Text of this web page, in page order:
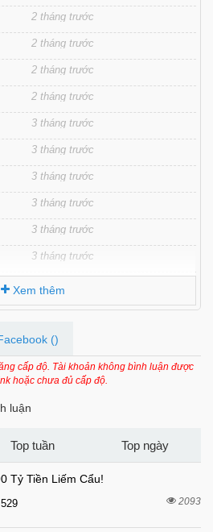
2 tháng trước
2 tháng trước
2 tháng trước
2 tháng trước
3 tháng trước
3 tháng trước
3 tháng trước
3 tháng trước
3 tháng trước
3 tháng trước
3 tháng trước
3 tháng trước
3 tháng trước
4 tháng trước
4 tháng trước
Xem thêm
()
cấp độ. Tài khoản không bình luận được
hoặc chưa đủ cấp độ.
luận
Top tuần Top ngày
Tỷ Tiền Liếm Cẩu!
2093